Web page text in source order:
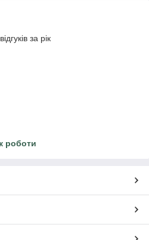
за рік
роботи